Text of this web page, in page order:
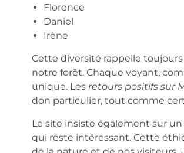
Florence
Daniel
Irène
Cette diversité rappelle
notre forêt. Chaque voyant,
unique. Les retours positifs sur
don particulier, tout comme
Le site insiste également sur un
qui reste intéressant. Cette